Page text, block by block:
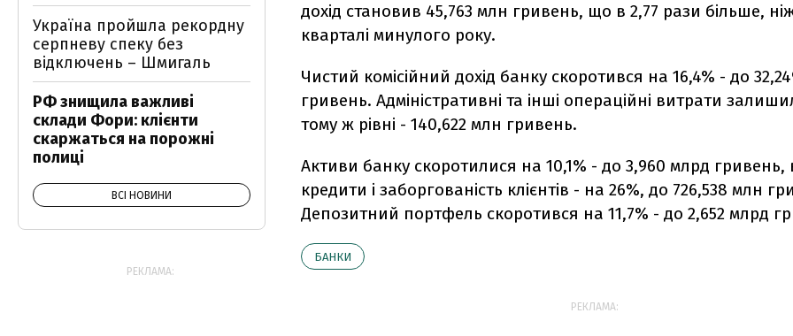
дохід становив 45,763 млн гривень, що в 2,77 рази більше,
кварталі минулого року.
Чистий комісійний дохід банку скоротився на 16,4% - до
гривень. Адміністративні та інші операційні витрати
тому ж рівні - 140,622 млн гривень.
Активи банку скоротилися на 10,1% - до 3,960 млрд гривень,
кредити і заборгованість клієнтів - на 26%, до 726,538 млн
Депозитний портфель скоротився на 11,7% - до 2,652 млрд
БАНКИ
РЕКЛАМА:
Україна пройшла рекордну
серпневу спеку без
відключень – Шмигаль
РФ знищила важливі
склади Фори: клієнти
скаржаться на порожні
полиці
ВСІ НОВИНИ
РЕКЛАМА: